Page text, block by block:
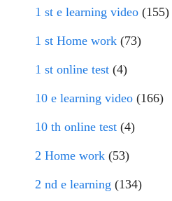
1 st e learning video (155)
1 st Home work (73)
1 st online test (4)
10 e learning video (166)
10 th online test (4)
2 Home work (53)
2 nd e learning (134)